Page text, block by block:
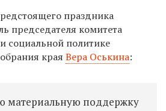
праздника
председателя комитета
социальной политике
края Вера Оськина:
материальную поддержку